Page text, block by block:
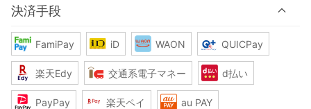
決済手段
FamiPay iD WAON QUICPay
楽天Edy 交通系電子マネー d払い
PayPay 楽天ペイ au PAY